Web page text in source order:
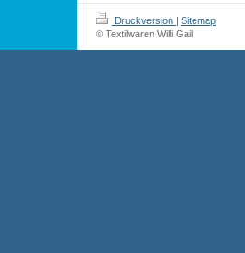
Druckversion | Sitemap
© Textilwaren Willi Gail